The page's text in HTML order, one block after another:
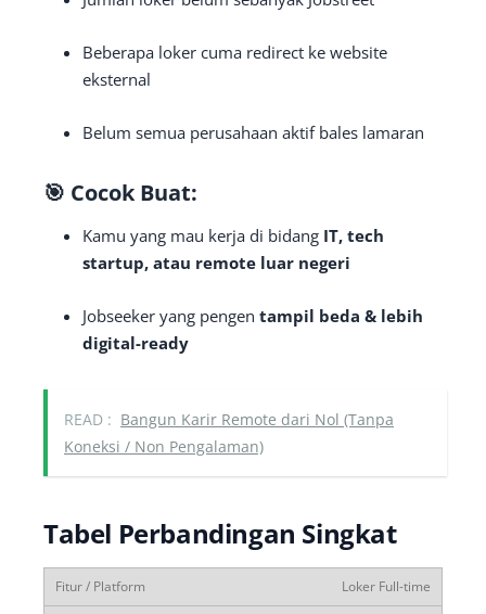
Beberapa loker cuma redirect ke website
eksternal
Belum semua perusahaan aktif bales lamaran
🎯 Cocok Buat:
Kamu yang mau kerja di bidang IT, tech
startup, atau remote luar negeri
Jobseeker yang pengen tampil beda & lebih
digital-ready
READ : Bangun Karir Remote dari Nol (Tanpa
Koneksi / Non Pengalaman)
Tabel Perbandingan Singkat
Loker Full-time